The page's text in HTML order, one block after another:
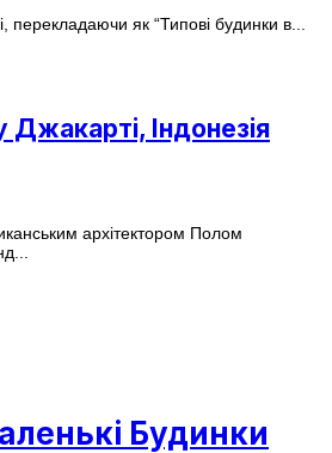
перекладаючи як “Типові будинки в...
Джакарті, Індонезія
архітектором Полом
Будинки